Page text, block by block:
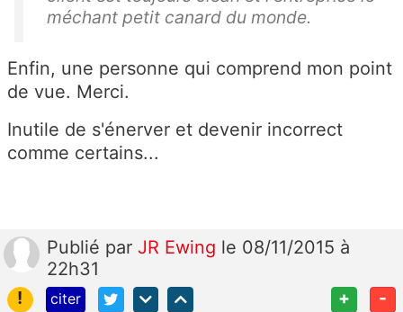
méchant petit canard du monde.
Enfin, une personne qui comprend mon point
de vue. Merci.
Inutile de s'énerver et devenir incorrect
comme certains...
Publié par JR Ewing le 08/11/2015 à
22h31
!
citer + -